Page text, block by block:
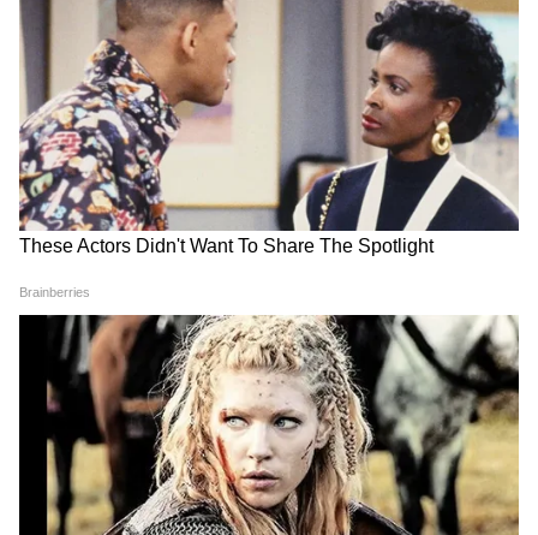
लिए खुलता है ये रहस्यमयी नाग मंदिर, इसे कहते हैं
MP का ‘अमरनाथ’
हरियाली तीज पर महिलाएं भूलकर भी न करें ये 5
काम, बुरा होगा परिणाम
Disclaimer : इस आर्टिकल में जो भी जानकारी दी
गई है, वो ज्योतिषियों, पंचांग, धर्म ग्रंथों और
मान्यताओं पर आधारित हैं। इन जानकारियों को आप
तक पहुंचाने का हम सिर्फ एक माध्यम हैं। यूजर्स से
निवेदन है कि वो इन जानकारियों को सिर्फ सूचना ही
मानें।